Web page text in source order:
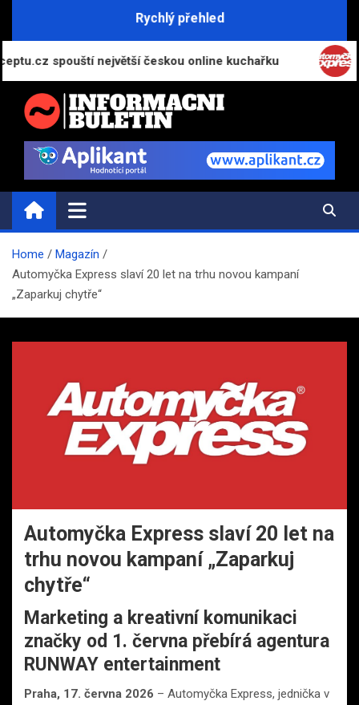
Rychlý přehled
největší českou online kuchařku
INFORMAČNÍ-BULETIN.CZ
Novinky a informace
Home
Magazín
Automyčka Express slaví 20 let na trhu novou kampaní
„Zaparkuj chytře“
Automyčka Express slaví 20 let na
trhu novou kampaní „Zaparkuj
chytře“
Marketing a kreativní komunikaci
značky od 1. června přebírá agentura
RUNWAY entertainment
Praha, 17. června 2026 – Automyčka Express, jednička v